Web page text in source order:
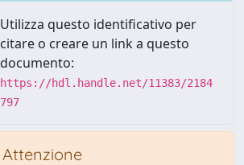
Utilizza questo identificativo per
citare o creare un link a questo
documento:
https://hdl.handle.net/11383/2184
797
Attenzione